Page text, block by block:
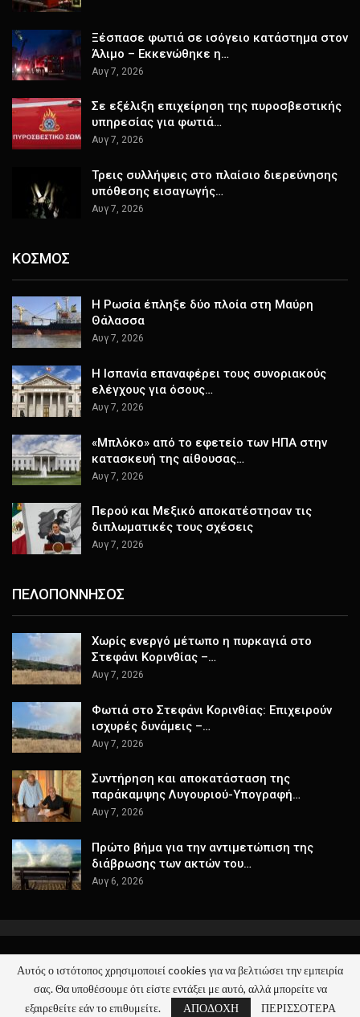
Ξέσπασε φωτιά σε ισόγειο κατάστημα στον
Άλιμο – Εκκενώθηκε η…
Αυγ 7, 2026
Σε εξέλιξη επιχείρηση της πυροσβεστικής
υπηρεσίας για φωτιά…
Αυγ 7, 2026
Τρεις συλλήψεις στο πλαίσιο διερεύνησης
υπόθεσης εισαγωγής…
Αυγ 7, 2026
ΚΟΣΜΟΣ
Η Ρωσία έπληξε δύο πλοία στη Μαύρη
Θάλασσα
Αυγ 7, 2026
H Ισπανία επαναφέρει τους συνοριακούς
ελέγχους για όσους…
Αυγ 7, 2026
«Μπλόκο» από το εφετείο των ΗΠΑ στην
κατασκευή της αίθουσας…
Αυγ 7, 2026
Περού και Μεξικό αποκατέστησαν τις
διπλωματικές τους σχέσεις
Αυγ 7, 2026
ΠΕΛΟΠΟΝΝΗΣΟΣ
Χωρίς ενεργό μέτωπο η πυρκαγιά στο
Στεφάνι Κορινθίας –…
Αυγ 7, 2026
Φωτιά στο Στεφάνι Κορινθίας: Επιχειρούν
ισχυρές δυνάμεις –…
Αυγ 7, 2026
Συντήρηση και αποκατάσταση της
παράκαμψης Λυγουριού-Υπογραφή…
Αυγ 7, 2026
Πρώτο βήμα για την αντιμετώπιση της
διάβρωσης των ακτών του…
Αυγ 6, 2026
© 2026 - ΚΕΡΑΙΑ - Όλα τα Νέα. All Rights Reserved.
Website Design:keraia.gr
Αυτός ο ιστότοπος χρησιμοποιεί cookies για να βελτιώσει την εμπειρία
σας. Θα υποθέσουμε ότι είστε εντάξει με αυτό, αλλά μπορείτε να
εξαιρεθείτε εάν το επιθυμείτε.
ΑΠΟΔΟΧΗ ΠΕΡΙΣΣΟΤΕΡΑ